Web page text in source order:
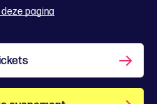
deze pagina